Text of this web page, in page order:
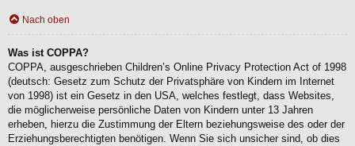
Nach oben
Was ist COPPA?
COPPA, ausgeschrieben Children’s Online Privacy Protection Act of 1998
(deutsch: Gesetz zum Schutz der Privatsphäre von Kindern im Internet
von 1998) ist ein Gesetz in den USA, welches festlegt, dass Websites,
die möglicherweise persönliche Daten von Kindern unter 13 Jahren
erheben, hierzu die Zustimmung der Eltern beziehungsweise des oder der
Erziehungsberechtigten benötigen. Wenn Sie sich unsicher sind, ob dies